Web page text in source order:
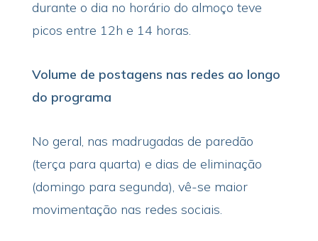
durante o dia no horário do almoço teve
picos entre 12h e 14 horas.
Volume de postagens nas redes ao longo
do programa
No geral, nas madrugadas de paredão
(terça para quarta) e dias de eliminação
(domingo para segunda), vê-se maior
movimentação nas redes sociais.